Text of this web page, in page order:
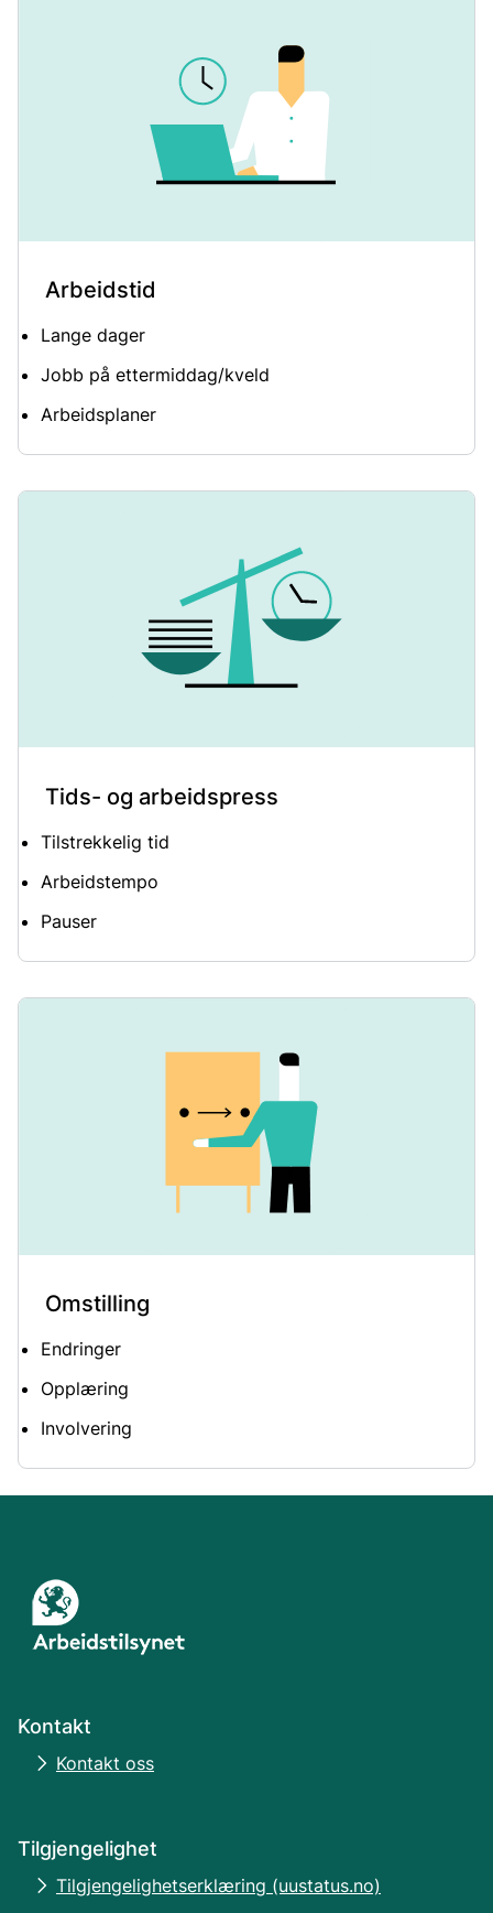
Arbeidstid
Lange dager
Jobb på ettermiddag/kveld
Arbeidsplaner
Tids- og arbeidspress
Tilstrekkelig tid
Arbeidstempo
Pauser
Omstilling
Endringer
Opplæring
Involvering
Kontakt
Kontakt oss
Tilgjengelighet
Tilgjengelighetserklæring (uustatus.no)